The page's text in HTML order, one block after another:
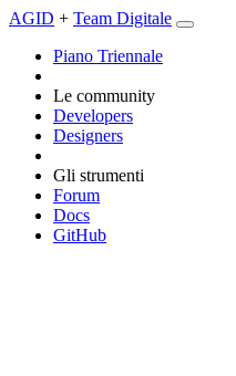
AGID + Team Digitale
Piano Triennale
Le community
Developers
Designers
Gli strumenti
Forum
Docs
GitHub